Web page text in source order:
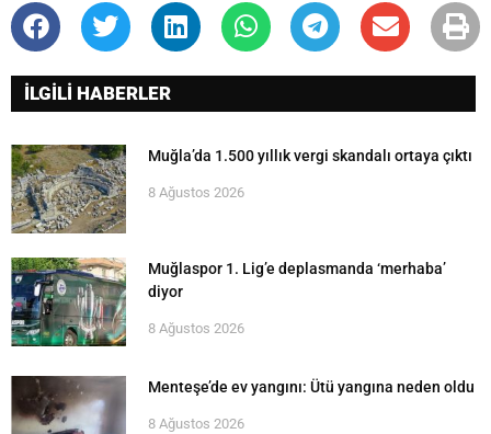
İLGİLİ HABERLER
Muğla’da 1.500 yıllık vergi skandalı ortaya çıktı
8 Ağustos 2026
Muğlaspor 1. Lig’e deplasmanda ‘merhaba’
diyor
8 Ağustos 2026
Menteşe’de ev yangını: Ütü yangına neden oldu
8 Ağustos 2026